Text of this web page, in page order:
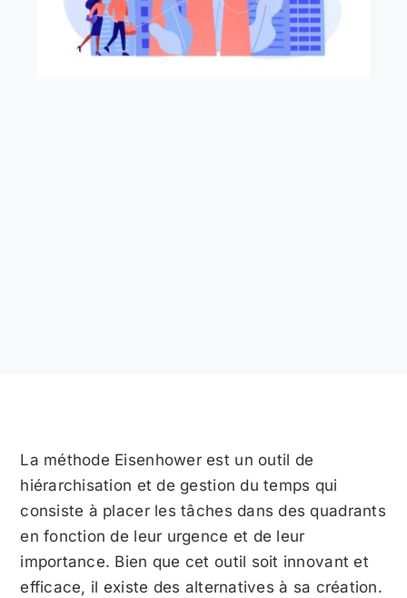
La méthode Eisenhower est un outil de
hiérarchisation et de gestion du temps qui
consiste à placer les tâches dans des quadrants
en fonction de leur urgence et de leur
importance. Bien que cet outil soit innovant et
efficace, il existe des alternatives à sa création.